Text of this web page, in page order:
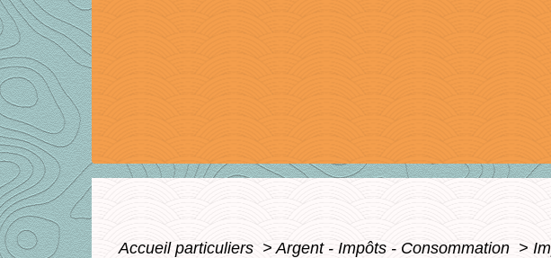
Accueil particuliers > Argent - Impôts - Consommation >